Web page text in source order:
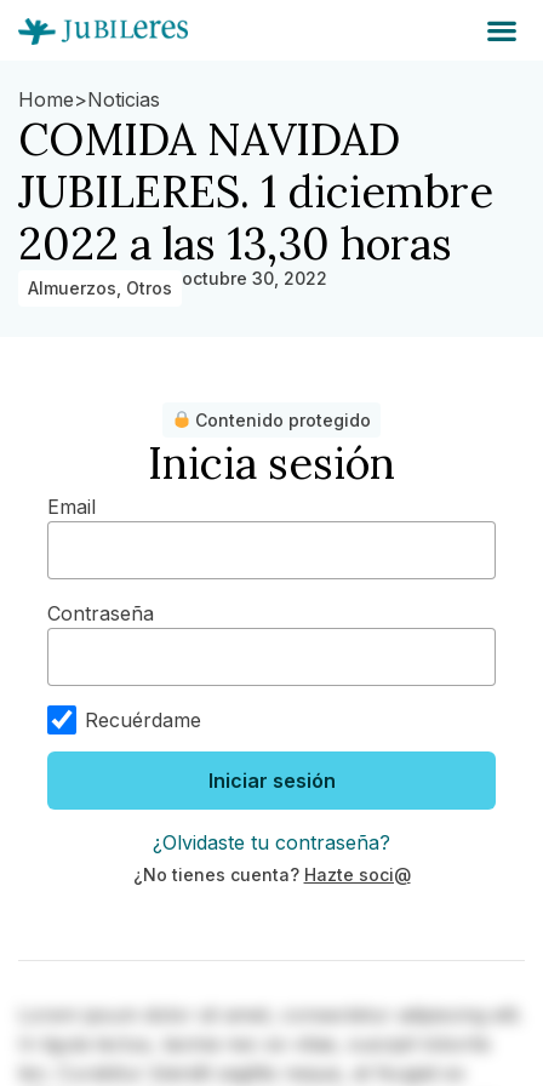
Home>Noticias
COMIDA NAVIDAD
JUBILERES. 1 diciembre
2022 a las 13,30 horas
Almuerzos Otros octubre 30, 2022
Lorem ipsum dolor sit amet, consectetur adipiscing elit.
In ligula lectus, lacinia nec ex vitae, suscipit lobortis
leo. Curabitur blandit sagittis neque, at feugiat ex
Contenido protegido
Inicia sesión
Email
Contraseña
Recuérdame
Iniciar sesión
¿Olvidaste tu contraseña?
¿No tienes cuenta? Hazte soci@